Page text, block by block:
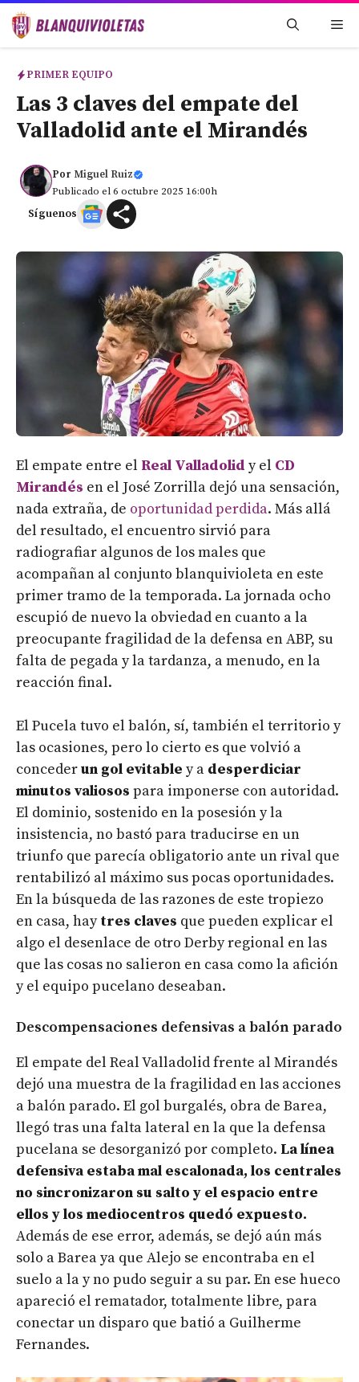
Saltar
PRIMER EQUIPO
Las 3 claves del empate del
Valladolid ante el Mirandés
Por Miguel Ruiz
Publicado el 6 octubre 2025 16:00h
Síguenos
El empate entre el Real Valladolid y el CD
Mirandés en el José Zorrilla dejó una sensación,
nada extraña, de oportunidad perdida. Más allá
del resultado, el encuentro sirvió para
radiografiar algunos de los males que
acompañan al conjunto blanquivioleta en este
primer tramo de la temporada. La jornada ocho
escupió de nuevo la obviedad en cuanto a la
preocupante fragilidad de la defensa en ABP, su
falta de pegada y la tardanza, a menudo, en la
reacción final.
El Pucela tuvo el balón, sí, también el territorio y
las ocasiones, pero lo cierto es que volvió a
concederun gol evitable y a desperdiciar
minutos valiosos para imponerse con autoridad.
El dominio, sostenido en la posesión y la
insistencia, no bastó para traducirse en un
triunfo que parecía obligatorio ante un rival que
rentabilizó al máximo sus pocas oportunidades.
En la búsqueda de las razones de este tropiezo
en casa, haytres claves que pueden explicar el
algo el desenlace de otro Derby regional en las
que las cosas no salieron en casa como la afición
y el equipo pucelano deseaban.
Descompensaciones defensivas a balón parado
El empate del Real Valladolid frente al Mirandés
dejó una muestra de la fragilidad en las acciones
a balón parado. El gol burgalés, obra de Barea,
llegó tras una falta lateral en la que la defensa
pucelana se desorganizó por completo. La línea
defensiva estaba mal escalonada, los centrales
no sincronizaron su salto y el espacio entre
ellos y los mediocentros quedó expuesto.
Además de ese error, además, se dejó aún más
solo a Barea ya que Alejo se encontraba en el
suelo a la y no pudo seguir a su par. En ese hueco
apareció el rematador, totalmente libre, para
conectar un disparo que batió a Guilherme
Fernandes.